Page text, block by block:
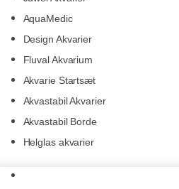
AquaMedic
Design Akvarier
Fluval Akvarium
Akvarie Startsæt
Akvastabil Akvarier
Akvastabil Borde
Helglas akvarier